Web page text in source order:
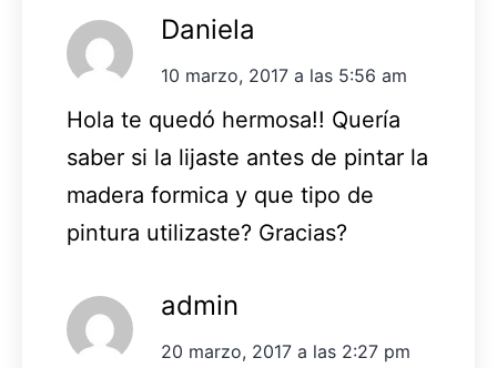
Daniela
10 marzo, 2017 a las 5:56 am
Hola te quedó hermosa!! Quería
saber si la lijaste antes de pintar la
madera formica y que tipo de
pintura utilizaste? Gracias?
admin
20 marzo, 2017 a las 2:27 pm